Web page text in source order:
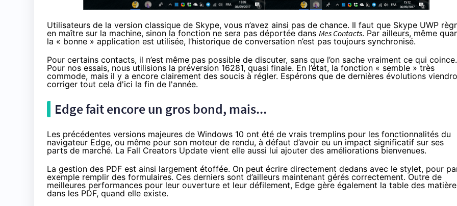
Utilisateurs de la version classique de Skype, vous n’avez ainsi pas de chance. Il faut que Skype UWP
en maître sur la machine, sinon la fonction ne sera pas déportée dans Mes Contacts. Par ailleurs, même
la « bonne » application est utilisée, l’historique de conversation n’est pas toujours synchronisé.
Pour certains contacts, il n’est même pas possible de discuter, sans que l’on sache vraiment ce qui coince.
Pour nos essais, nous utilisions la préversion 16281, quasi finale. En l’état, la fonction « semble » très
commode, mais il y a encore clairement des soucis à régler. Espérons que de dernières évolutions
corriger tout cela d'ici la fin de l'année.
Edge fait encore un gros bond, mais...
Les précédentes versions majeures de Windows 10 ont été de vrais tremplins pour les fonctionnalités du
navigateur Edge, ou même pour son moteur de rendu, à défaut d’avoir eu un impact significatif sur ses
parts de marché. La Fall Creators Update vient elle aussi lui ajouter des améliorations bienvenues.
La gestion des PDF est ainsi largement étoffée. On peut écrire directement dedans avec le stylet, pour
exemple remplir des formulaires. Ces derniers sont d’ailleurs maintenant gérés correctement. Outre de
meilleures performances pour leur ouverture et leur défilement, Edge gère également la table des
dans les PDF, quand elle existe.